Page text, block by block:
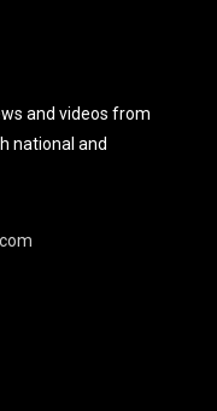
and videos from
national and